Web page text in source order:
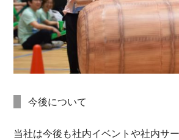
今後について
当社は今後も社内イベントや社内サ